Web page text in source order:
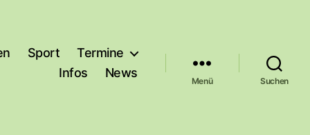
Sport
Termine
Infos
News
Menü Suchen